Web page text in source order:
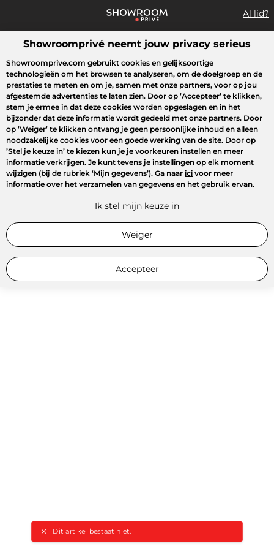
Al lid?
Wat zoek je?
Dit artikel bestaat niet.
Overzicht sales Sport Fashion Kids Beauty
Showroomprivé neemt jouw privacy serieus
Showroomprive.com gebruikt cookies en gelijksoortige
technologieën om het browsen te analyseren, om de doelgroep en de
prestaties te meten en om je, samen met onze partners, voor op jou
afgestemde advertenties te laten zien. Door op ’Accepteer’ te klikken,
stem je ermee in dat deze cookies worden opgeslagen en in het
bijzonder dat deze informatie wordt gedeeld met onze partners. Door
op ’Weiger’ te klikken ontvang je geen persoonlijke inhoud en alleen
noodzakelijke cookies voor een goede werking van de site. Door op
’Stel je keuze in’ te kiezen kun je je voorkeuren instellen en meer
informatie verkrijgen. Je kunt tevens je instellingen op elk moment
wijzigen (bij de rubriek ‘Mijn gegevens’). Ga naar ici voor meer
informatie over het verzamelen van gegevens en het gebruik ervan.
Ik stel mijn keuze in
Weiger
Accepteer